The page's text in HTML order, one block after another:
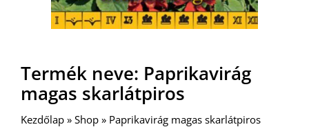
Termék neve: Paprikavirág
magas skarlátpiros
Kezdőlap » Shop » Paprikavirág magas skarlátpiros